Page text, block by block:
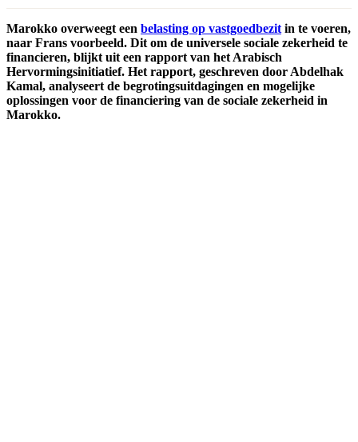
Marokko overweegt een belasting op vastgoedbezit in te voeren,
naar Frans voorbeeld. Dit om de universele sociale zekerheid te
financieren, blijkt uit een rapport van het Arabisch
Hervormingsinitiatief. Het rapport, geschreven door Abdelhak
Kamal, analyseert de begrotingsuitdagingen en mogelijke
oplossingen voor de financiering van de sociale zekerheid in
Marokko.